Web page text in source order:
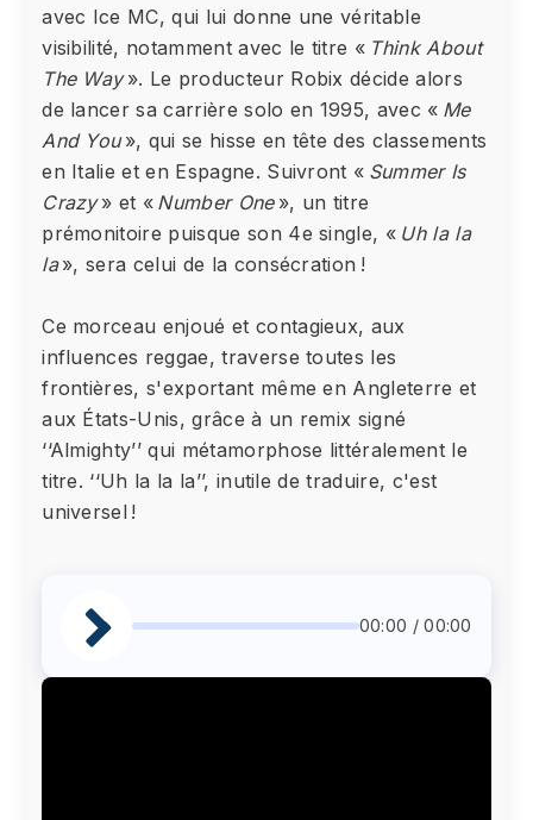
avec Ice MC, qui lui donne une véritable
visibilité, notamment avec le titre « Think About
The Way». Le producteur Robix décide alors
de lancer sa carrière solo en 1995, avec « Me
And You», qui se hisse en tête des classements
en Italie et en Espagne. Suivront « Summer Is
Crazy» et « Number One», un titre
prémonitoire puisque son 4e single, « Uh la la
la», sera celui de la consécration !
Ce morceau enjoué et contagieux, aux
influences reggae, traverse toutes les
frontières, s'exportant même en Angleterre et
aux États-Unis, grâce à un remix signé
‘‘Almighty’’ qui métamorphose littéralement le
titre. ‘‘Uh la la la’’, inutile de traduire, c'est
universel !
00:00 / 00:00